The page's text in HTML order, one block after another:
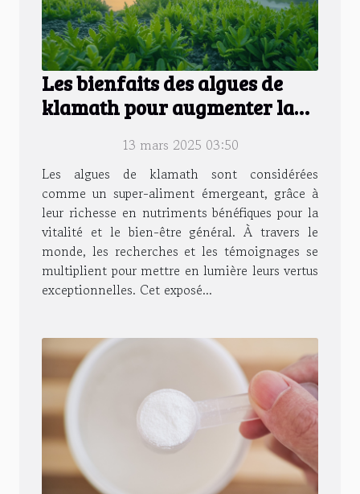
Les bienfaits des algues de
klamath pour augmenter la
13 mars 2025 03:50
Les algues de klamath sont considérées
comme un super-aliment émergeant, grâce à
leur richesse en nutriments bénéfiques pour la
vitalité et le bien-être général. À travers le
monde, les recherches et les témoignages se
multiplient pour mettre en lumière leurs vertus
exceptionnelles. Cet exposé...